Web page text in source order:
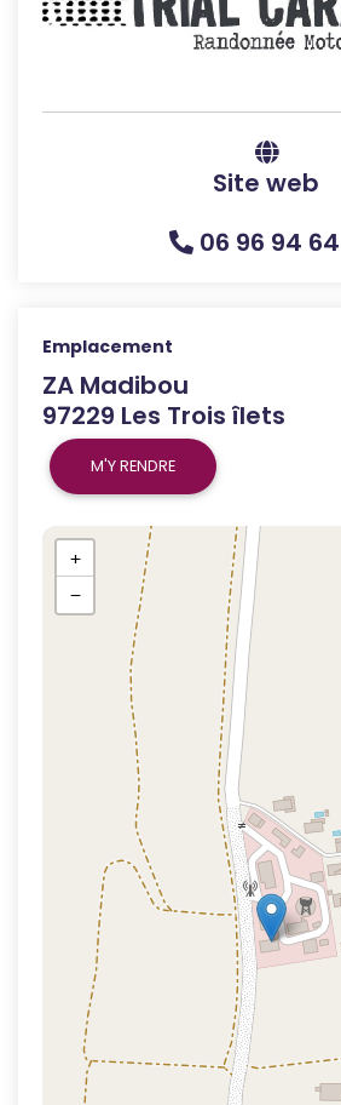
Site web
06 96 94
Emplacement
ZA Madibou
97229 Les Trois îlets
M'Y RENDRE
+
−